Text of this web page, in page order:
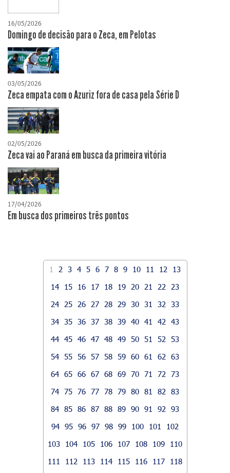
16/05/2026
Domingo de decisão para o Zeca, em Pelotas
03/05/2026
Zeca empata com o Azuriz fora de casa pela Série D
02/05/2026
Zeca vai ao Paraná em busca da primeira vitória
17/04/2026
​Em busca dos primeiros três pontos
1 2 3 4 5 6 7 8 9 10 11 12
13
14
15 16 17 18 19 20 21 22
23
24
25 26 27 28 29 30 31 32
33
34
35 36 37 38 39 40 41 42
43
44 45 46 47 48 49 50 51 52
53
54
55 56 57 58 59 60 61 62
63
64 65 66 67 68 69 70 71 72
73
74 75 76 77 78 79 80 81 82
83
84 85 86 87 88 89 90 91 92
93
94 95 96 97 98 99 100 101
102
103
104 105 106 107 108 109
110
111
112 113 114 115 116 117
118